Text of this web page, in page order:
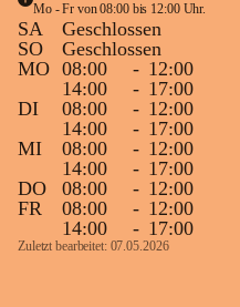
Mo - Fr von 08:00 bis 12:00 Uhr.
SA
Geschlossen
SO
Geschlossen
MO 08:00 - 12:00
14:00
- 17:00
DI
08:00 - 12:00
14:00
- 17:00
MI
08:00 - 12:00
14:00
- 17:00
DO
08:00 - 12:00
FR
08:00 - 12:00
14:00
- 17:00
Zuletzt bearbeitet: 07.05.2026